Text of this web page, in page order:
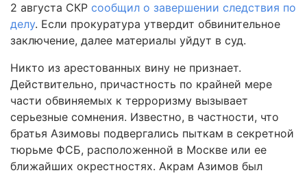
2 августа СКР сообщил о завершении следствия по
делу. Если прокуратура утвердит обвинительное
заключение, далее материалы уйдут в суд.
Никто из арестованных вину не признает.
Действительно, причастность по крайней мере
части обвиняемых к терроризму вызывает
серьезные сомнения. Известно, в частности, что
братья Азимовы подвергались пыткам в секретной
тюрьме ФСБ, расположенной в Москве или ее
ближайших окрестностях. Акрам Азимов был